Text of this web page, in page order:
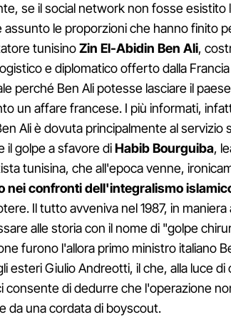
se il social network non fosse esistito
le proporzioni che hanno finito
tunisinoZin El-Abidin Ben Ali,
e diplomatico offerto dalla
perché Ben Ali potesse lasciare il
un affare francese. I più informati,
Ali è dovuta principalmente al servizio
il golpe a sfavore diHabib Bourguiba,
tunisina, che all'epoca venne,
nei confronti dell'integralismo
Il tutto avveniva nel 1987, in
alle storia con il nome di "golpe
furono l'allora primo ministro italiano
esteri Giulio Andreotti, il che, alla luce di
consente di dedurre che l'operazione
da una cordata di boyscout.